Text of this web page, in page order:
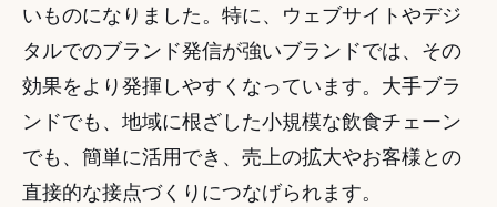
いものになりました。特に、ウェブサイトやデジ
タルでのブランド発信が強いブランドでは、その
効果をより発揮しやすくなっています。大手ブラ
ンドでも、地域に根ざした小規模な飲食チェーン
でも、簡単に活用でき、売上の拡大やお客様との
直接的な接点づくりにつなげられます。